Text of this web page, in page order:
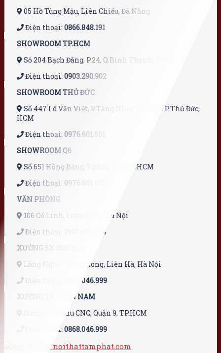
05 Hồ Tùng Mậu, Liên Chiểu, Đà Nẵng
Điện thoại: 0866.848.191
SHOWROOM TP.HCM
Số 204 Bạch Đằng, P.24, Q.Bình Thạnh, HCM
Điện thoại: 0903.290.902
SHOWROOM THỦ ĐỨC
Số 447 Lê Văn Việt, P.Tăng Nhơn Phú A, TP.Thủ Đức,
HCM
Điện thoại: 0976.601.601
SHOWROOM Q6
Số 651 Hồng Bàng, P.Bình Tây, TP.HCM
Điện thoại: 0976.601.601
VĂN PHÒNG
106 Cổ Linh, Long Biên, Hà Nội
Điện thoại:
1900.888.664
XƯỞNG SX 3000m2
Làng Nghề Châu Phong, Liên Hà, Hà Nội
Điện thoại:
0868.046.999
XƯỞNG SX MIỀN NAM
Đường N3, Khu CNC, Quận 9, TP.HCM
Điện thoại: 0868.046.999